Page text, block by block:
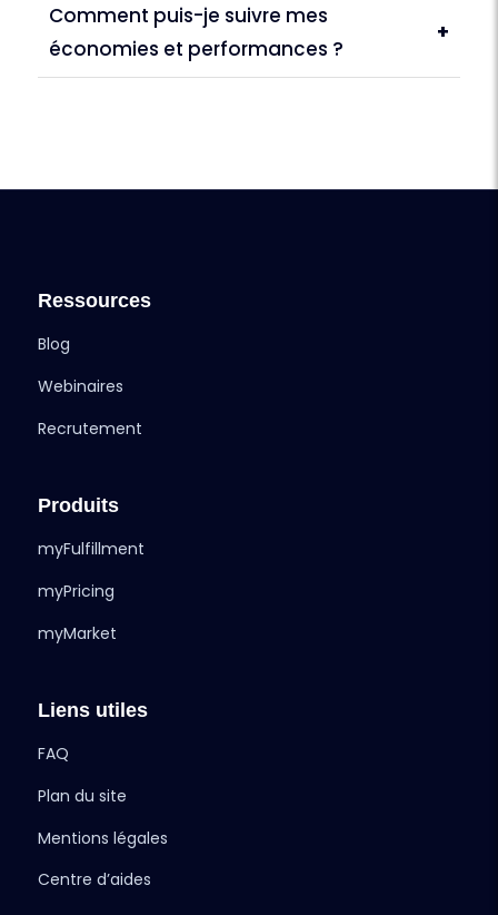
Comment puis-je suivre mes
économies et performances ?
+
Ressources
Blog
Webinaires
Recrutement
Produits
myFulfillment
myPricing
myMarket
Liens utiles
FAQ
Plan du site
Mentions légales
Centre d’aides